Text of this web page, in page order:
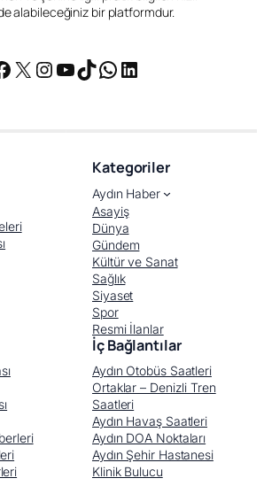
X (Twitter)
alabileceğiniz bir platformdur.
X Instagram
YouTube
TikTok
WhatsApp
LinkedIn
Kategoriler
Aydın Haber
Asayiş
Dünya
Gündem
Kültür ve Sanat
Sağlık
Siyaset
Spor
Resmi İlanlar
İç Bağlantılar
Aydın Otobüs Saatleri
Ortaklar – Denizli Tren
Saatleri
Aydın Havaş Saatleri
Aydın DOA Noktaları
Aydın Şehir Hastanesi
Klinik Bulucu